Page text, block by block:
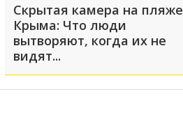
Скрытая камера на пляже
Крыма: Что люди
вытворяют, когда их не
видят...